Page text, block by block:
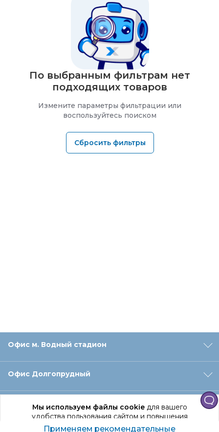
Мы используем файлы cookieдля вашего
удобства пользования сайтом и повышения
качества рекомендаций.
По выбранным фильтрам нет
подходящих товаров
Измените параметры фильтрации или
воспользуйтесь поиском
Сбросить фильтры
Офис м. Водный стадион
Офис Долгопрудный
Офис Санкт‑Петербург
Применяем рекомендательные